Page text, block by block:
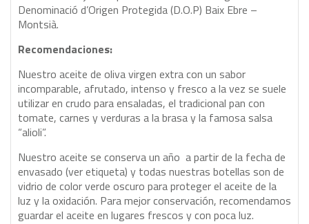
Denominació d’Origen Protegida (D.O.P) Baix Ebre –
Montsià.
Recomendaciones:
Nuestro aceite de oliva virgen extra con un sabor
incomparable, afrutado, intenso y fresco a la vez se suele
utilizar en crudo para ensaladas, el tradicional pan con
tomate, carnes y verduras a la brasa y la famosa salsa
“alioli”.
Nuestro aceite se conserva un año a partir de la fecha de
envasado (ver etiqueta) y todas nuestras botellas son de
vidrio de color verde oscuro para proteger el aceite de la
luz y la oxidación. Para mejor conservación, recomendamos
guardar el aceite en lugares frescos y con poca luz.